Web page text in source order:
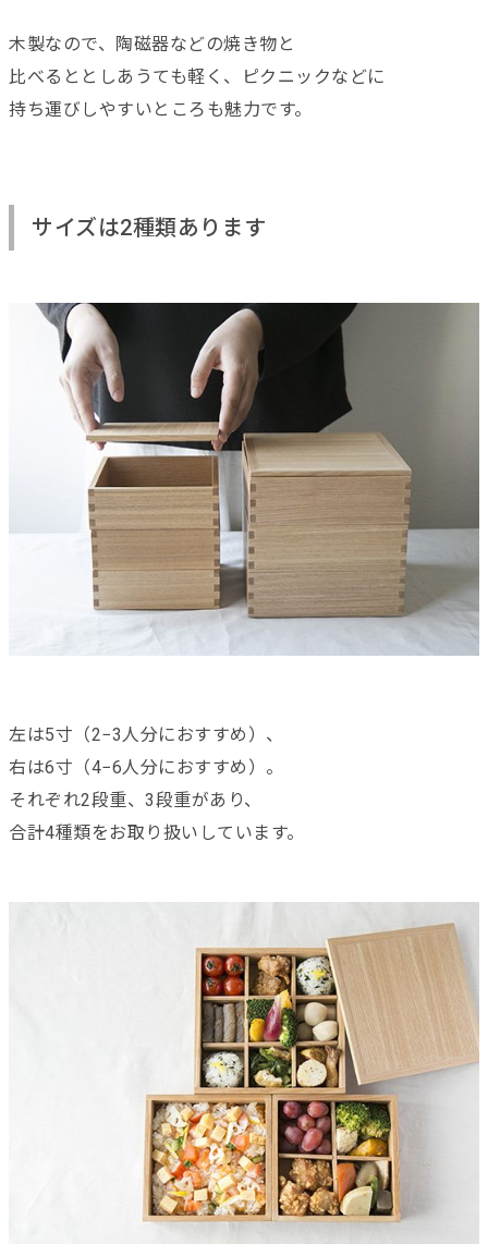
木製なので、陶磁器などの焼き物と
比べるととしあうても軽く、ピクニックなどに
持ち運びしやすいところも魅力です。
サイズは2種類あります
左は5寸（2−3人分におすすめ）、
右は6寸（4−6人分におすすめ）。
それぞれ2段重、3段重があり、
合計4種類をお取り扱いしています。